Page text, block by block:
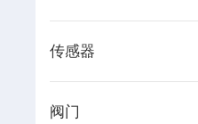
传感器
阀门